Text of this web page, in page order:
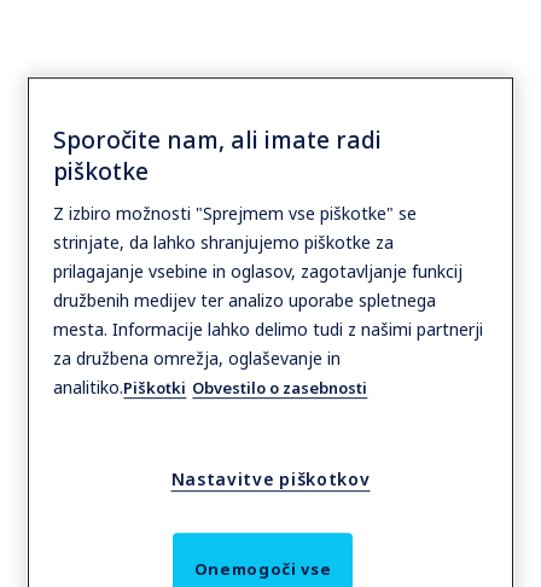
Arhitekti
Od načrtovanja in projektiranja, do gradnje
in dostave, lahko vam pomagamo pri
izpolnjevanju zahtev vašega projekta.
Izkoristite naše strokovno znanje o BIM
nemoten pretok ljudi, blaga in vozil.
Sporočite nam, ali imate radi
piškotke
Z izbiro možnosti "Sprejmem vse piškotke" se
strinjate, da lahko shranjujemo piškotke za
prilagajanje vsebine in oglasov, zagotavljanje funkcij
družbenih medijev ter analizo uporabe spletnega
mesta. Informacije lahko delimo tudi z našimi partnerji
za družbena omrežja, oglaševanje in
analitiko.Piškotki Obvestilo o zasebnosti
Nastavitve piškotkov
Onemogoči vse